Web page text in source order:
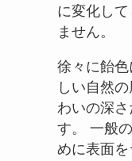
に変化し
ません。
徐々に飴
しい自然
わいの深
す。 一般
めに表面